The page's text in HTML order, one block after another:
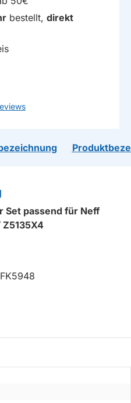
bestellt, direkt
Set passend für Neff